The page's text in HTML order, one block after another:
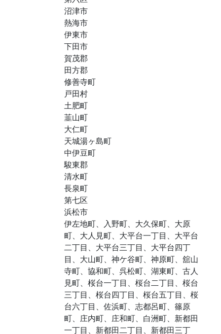
沼津市
熱海市
伊東市
下田市
賀茂郡
田方郡
修善寺町
戸田村
土肥町
韮山町
大仁町
天城湯ヶ島町
中伊豆町
駿東郡
清水町
長泉町
第七区
浜松市
伊左地町、入野町、大久保町、大原
町、大人見町、大平台一丁目、大平台
二丁目、大平台三丁目、大平台四丁
目、大山町、神ケ谷町、神原町、舘山
寺町、協和町、呉松町、湖東町、古人
見町、桜台一丁目、桜台二丁目、桜台
三丁目、桜台四丁目、桜台五丁目、桜
台六丁目、佐浜町、志都呂町、篠原
町、庄内町、庄和町、白洲町、新都田
一丁目、新都田二丁目、新都田三丁